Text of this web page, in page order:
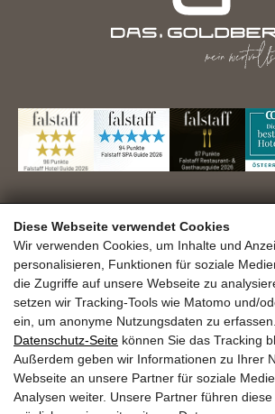
Diese Webseite verwendet Cookies
Wir verwenden Cookies, um Inhalte und
personalisieren, Funktionen für soziale
die Zugriffe auf unsere Webseite zu
setzen wir Tracking-Tools wie Matomo und/
ein, um anonyme Nutzungsdaten zu
Datenschutz-Seite können Sie das Tracking
Außerdem geben wir Informationen zu Ihrer
Webseite an unsere Partner für soziale
Analysen weiter. Unsere Partner führen
Familie Seer
A-5630 Bad
+43 6432 6444